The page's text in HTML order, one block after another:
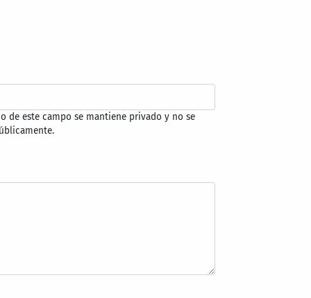
de este campo se mantiene privado y no se